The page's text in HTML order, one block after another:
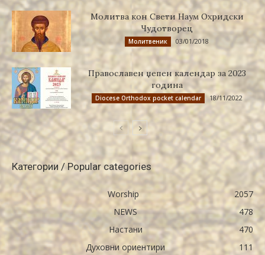
Молитва кон Свети Наум Охридски
Чудотворец
Молитвеник 03/01/2018
Православен џепен календар за 2023
година
Diocese Orthodox pocket calendar 18/11/2022
Категории / Popular categories
Worship
2057
NEWS
478
Настани
470
Духовни ориентири
111